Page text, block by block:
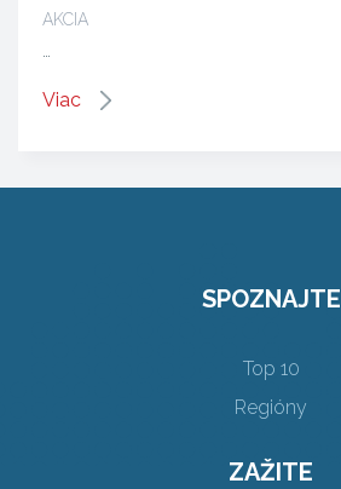
AKCIA
Viac
SPOZNAJTE
Top 10
Regióny
ZAŽITE